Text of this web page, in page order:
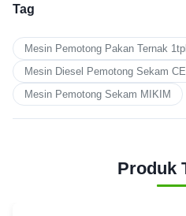
Tag
Mesin Pemotong Pakan Ternak
Mesin Diesel Pemotong Sekam CE
Mesin Pemotong Sekam MIKIM
Produk